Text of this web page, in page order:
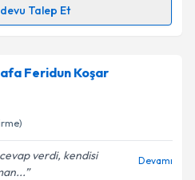
Talep Et
için randevu takvimi
uzmandan randevu almanız
e-posta ile
Feridun Koşar
verdi, kendisi
Devamı